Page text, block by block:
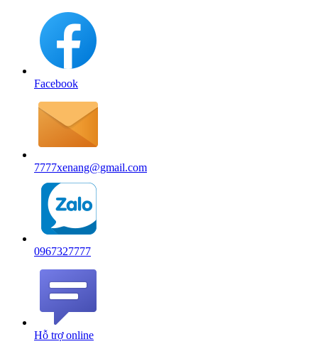
Facebook
7777xenang@gmail.com
0967327777
Hỗ trợ online